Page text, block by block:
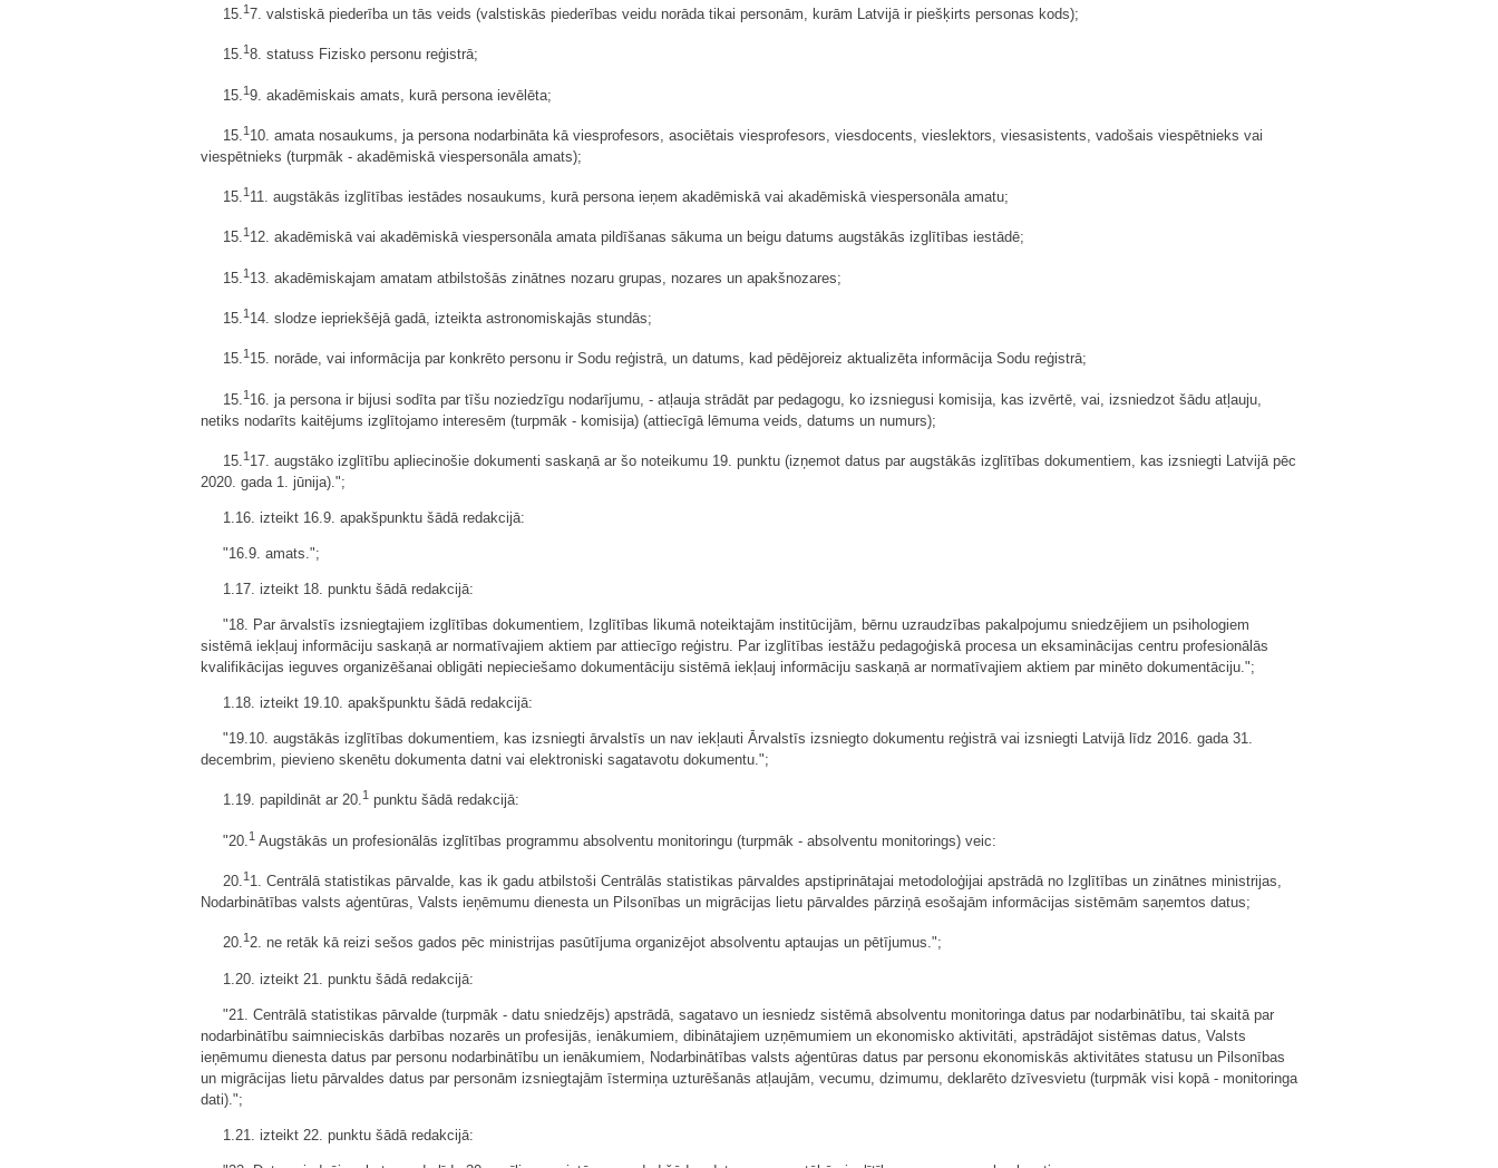
15.17. valstiskā piederība un tās veids (valstiskās piederības veidu norāda tikai personām, kurām Latvijā ir piešķirts personas kods);
15.18. statuss Fizisko personu reģistrā;
15. 19. akadēmiskais amats, kurā persona ievēlēta;
15.1 10. amata nosaukums, ja persona nodarbināta kā viesprofesors, asociētais viesprofesors, viesdocents, vieslektors, viesasistents, vadošais viespētnieks vai
viespētnieks (turpmāk - akadēmiskā viespersonāla amats);
15.1 11. augstākās izglītības iestādes nosaukums, kurā persona ieņem akadēmiskā vai akadēmiskā viespersonāla amatu;
15.112. akadēmiskā vai akadēmiskā viespersonāla amata pildīšanas sākuma un beigu datums augstākās izglītības iestādē;
15.1 13. akadēmiskajam amatam atbilstošās zinātnes nozaru grupas, nozares un apakšnozares;
15.1 14. slodze iepriekšējā gadā, izteikta astronomiskajās stundās;
15.115. norāde, vai informācija par konkrēto personu ir Sodu reģistrā, un datums, kad pēdējoreiz aktualizēta informācija Sodu reģistrā;
15.1 16. ja persona ir bijusi sodīta par tīšu noziedzīgu nodarījumu, - atļauja strādāt par pedagogu, ko izsniegusi komisija, kas izvērtē, vai, izsniedzot šādu atļauju,
netiks nodarīts kaitējums izglītojamo interesēm (turpmāk - komisija) (attiecīgā lēmuma veids, datums un numurs);
15.1 17. augstāko izglītību apliecinošie dokumenti saskaņā ar šo noteikumu 19. punktu (izņemot datus par augstākās izglītības dokumentiem, kas izsniegti Latvijā pēc
2020. gada 1. jūnija).";
1.16. izteikt 16.9. apakšpunktu šādā redakcijā:
"16.9. amats.";
1.17. izteikt 18. punktu šādā redakcijā:
"18. Par ārvalstīs izsniegtajiem izglītības dokumentiem, Izglītības likumā noteiktajām institūcijām, bērnu uzraudzības pakalpojumu sniedzējiem un psihologiem
sistēmā iekļauj informāciju saskaņā ar normatīvajiem aktiem par attiecīgo reģistru. Par izglītības iestāžu pedagoģiskā procesa un eksaminācijas centru profesionālās
kvalifikācijas ieguves organizēšanai obligāti nepieciešamo dokumentāciju sistēmā iekļauj informāciju saskaņā ar normatīvajiem aktiem par minēto dokumentāciju.";
1.18. izteikt 19.10. apakšpunktu šādā redakcijā:
"19.10. augstākās izglītības dokumentiem, kas izsniegti ārvalstīs un nav iekļauti Ārvalstīs izsniegto dokumentu reģistrā vai izsniegti Latvijā līdz 2016. gada 31.
decembrim, pievieno skenētu dokumenta datni vai elektroniski sagatavotu dokumentu.";
1.19. papildināt ar 20.1 punktu šādā redakcijā:
"20.1 Augstākās un profesionālās izglītības programmu absolventu monitoringu (turpmāk - absolventu monitorings) veic:
20.1 1. Centrālā statistikas pārvalde, kas ik gadu atbilstoši Centrālās statistikas pārvaldes apstiprinātajai metodoloģijai apstrādā no Izglītības un zinātnes ministrijas,
Nodarbinātības valsts aģentūras, Valsts ieņēmumu dienesta un Pilsonības un migrācijas lietu pārvaldes pārziņā esošajām informācijas sistēmām saņemtos datus;
20.12. ne retāk kā reizi sešos gados pēc ministrijas pasūtījuma organizējot absolventu aptaujas un pētījumus.";
1.20. izteikt 21. punktu šādā redakcijā:
"21. Centrālā statistikas pārvalde (turpmāk - datu sniedzējs) apstrādā, sagatavo un iesniedz sistēmā absolventu monitoringa datus par nodarbinātību, tai skaitā par
nodarbinātību saimnieciskās darbības nozarēs un profesijās, ienākumiem, dibinātajiem uzņēmumiem un ekonomisko aktivitāti, apstrādājot sistēmas datus, Valsts
ieņēmumu dienesta datus par personu nodarbinātību un ienākumiem, Nodarbinātības valsts aģentūras datus par personu ekonomiskās aktivitātes statusu un Pilsonības
un migrācijas lietu pārvaldes datus par personām izsniegtajām īstermiņa uzturēšanās atļaujām, vecumu, dzimumu, deklarēto dzīvesvietu (turpmāk visi kopā - monitoringa
dati).";
1.21. izteikt 22. punktu šādā redakcijā: